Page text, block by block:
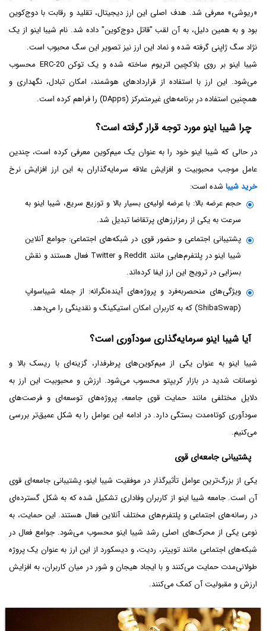
«ریوشی» معرفی شد. هدف اصلی این ارز دیجیتال، تقلید و رقابت با دوج‌کوین
بود و به همین دلیل، به آن لقب "قاتل دوج‌کوین" داده شد. نام شیبا اینو از یک
نژاد سگ ژاپنی گرفته شده و نماد این ارز نیز تصویر این سگ محبوب است.
شیبا اینو بر روی بلاکچین اتریوم ساخته شده و یک توکن ERC-20 محسوب
می‌شود. این ارز با استفاده از قراردادهای هوشمند، امکان تبادل، نگهداری و
همچنین استفاده در برنامه‌های غیرمتمرکز (DApps) را فراهم کرده است.
چرا شیبا اینو مورد توجه قرار گرفته است؟
در حالی که شیبا اینو خود را به عنوان یک میم‌کوین معرفی کرده است، چندین
عامل موجب محبوبیت و افزایش علاقه سرمایه‌گذاران به این ارز افزایش نرخ
خرید شیبا شده است:
حجم عرضه بالا: با عرضه‌ اولیه‌ی بسیار بالا و توزیع سریع، شیبا اینو به
سرعت به یکی از رمزارزهای پرتقاضا تبدیل شد.
پشتیبانی اجتماعی و حضور قوی در شبکه‌های اجتماعی: جوامع آنلاین
شیبا اینو در پلتفرم‌هایی مانند Reddit و Twitter فعال هستند و نقش
بسزایی در ترویج این ارز ایفا کرده‌اند.
ویژگی‌های منحصربه‌فرد و پروژه‌های آینده‌نگرانه: از جمله شیباسواپ
(ShibaSwap) که به کاربران امکان استیکینگ و نقدینگی را می‌دهد.
آیا شیبا اینو سرمایه‌گذاری سودآوری است؟
شیبا اینو به عنوان یکی از میم‌کوین‌های پرطرفدار، گزینه‌ای با ریسک بالا و
نوسانات شدید در بازار کریپتو محسوب می‌شود. ارزش و محبوبیت این ارز به
دلایل مختلفی مانند حمایت قوی جامعه، پروژه‌های توسعه‌ای و فرصت‌های
سودآوری کوتاه‌مدت بستگی دارد. در ادامه این عوامل را به شکل عمیق‌تر بررسی
می‌کنیم.
پشتیبانی جامعه‌ای قوی
یکی از بزرگ‌ترین عوامل تأثیرگذار در موفقیت شیبا اینو، پشتیبانی جامعه‌ای قوی
آن است. جامعه‌ شیبا اینو از کاربران وفاداری تشکیل شده که به شکل گسترده‌ای
در رسانه‌های اجتماعی و پلتفرم‌های مختلف آنلاین فعال هستند. این حمایت، به
نوعی یکی از محرک‌های اصلی رشد شیبا اینو محسوب می‌شود. جوامع فعال در
شبکه‌های اجتماعی مانند توییتر، ردیت، و دیسکورد از این ارز به عنوان یک پروژه
طولانی‌مدت حمایت می‌کنند و با ایجاد هیجان و شور در میان کاربران، به افزایش
ارزش و مقبولیت آن کمک می‌کنند.